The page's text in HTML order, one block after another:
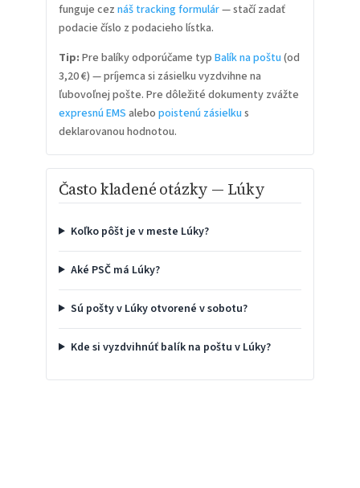
funguje cez náš tracking formulár— stačí zadať
podacie číslo z podacieho lístka.
Tip: Pre balíky odporúčame typ Balík na poštu (od
3,20 €) — príjemca si zásielku vyzdvihne na
ľubovoľnej pošte. Pre dôležité dokumenty zvážte
expresnú EMS alebo poistenú zásielku s
deklarovanou hodnotou.
Často kladené otázky — Lúky
Koľko pôšt je v meste Lúky?
Aké PSČ má Lúky?
Sú pošty v Lúky otvorené v sobotu?
Kde si vyzdvihnúť balík na poštu v Lúky?